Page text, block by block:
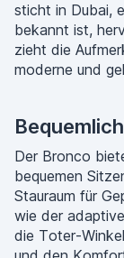
sticht in Dubai,
bekannt ist,
zieht die
moderne und
Der Bronco
bequemen
Stauraum für
wie der
die Toter-